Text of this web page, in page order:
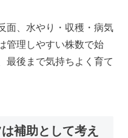
面、水やり・収穫・病気
管理しやすい株数で始
最後まで気持ちよく育て
補助として考え